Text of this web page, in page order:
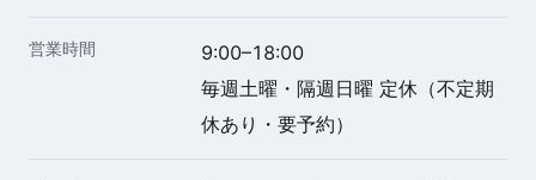
営業時間
9:00–18:00
毎週土曜・隔週日曜 定休（不定期
休あり・要予約）